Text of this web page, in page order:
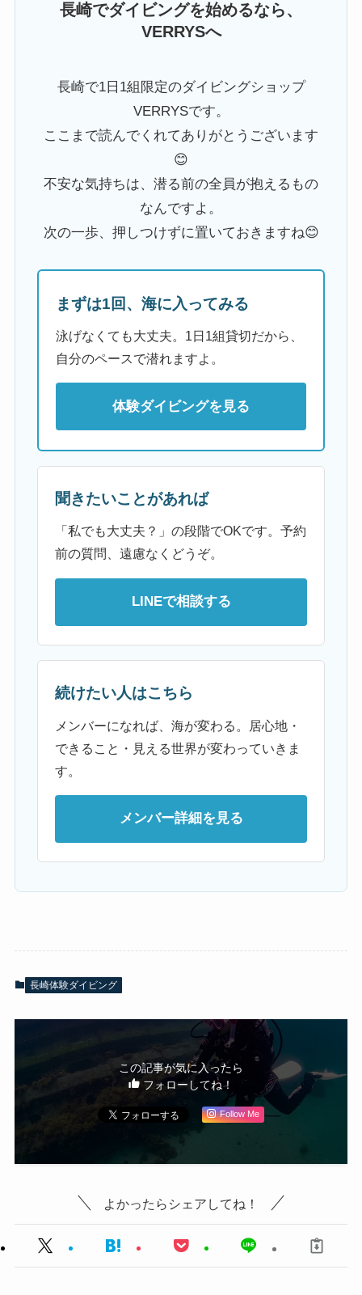
長崎でダイビングを始めるなら、
VERRYSへ
長崎で1日1組限定のダイビングショップ
VERRYSです。
ここまで読んでくれてありがとうございます
😊
不安な気持ちは、潜る前の全員が抱えるもの
なんですよ。
次の一歩、押しつけずに置いておきますね😊
まずは1回、海に入ってみる
泳げなくても大丈夫。1日1組貸切だから、
自分のペースで潜れますよ。
体験ダイビングを見る
聞きたいことがあれば
「私でも大丈夫？」の段階でOKです。予約
前の質問、遠慮なくどうぞ。
LINEで相談する
続けたい人はこちら
メンバーになれば、海が変わる。居心地・
できること・見える世界が変わっていきま
す。
メンバー詳細を見る
長崎体験ダイビング
この記事が気に入ったら
フォローしてね！
Follow Me
よかったらシェアしてね！